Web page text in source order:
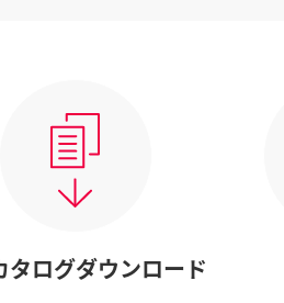
タログダウンロード